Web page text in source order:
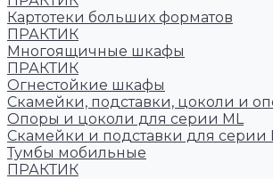
Картотеки больших форматов
ПРАКТИК
Многоящичные шкафы
ПРАКТИК
Огнестойкие шкафы
Скамейки, подставки, цоколи и
Опоры и цоколи для серии ML
Скамейки и подставки для серии
Тумбы мобильные
ПРАКТИК